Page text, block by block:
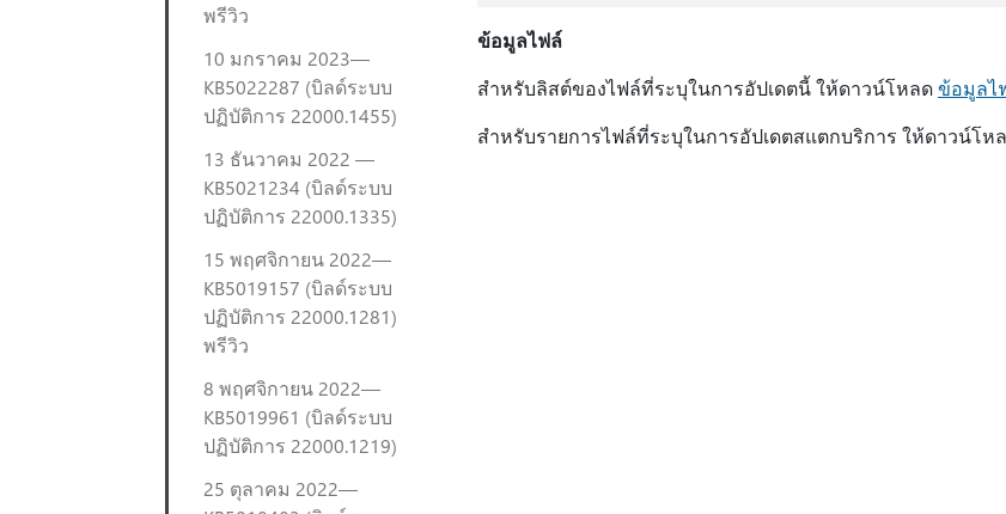
พรีวิว
10 มกราคม 2023—
KB5022287 (บิลด์ระบบ
ปฏิบัติการ 22000.1455)
13 ธันวาคม 2022 —
KB5021234 (บิลด์ระบบ
ปฏิบัติการ 22000.1335)
15 พฤศจิกายน 2022—
KB5019157 (บิลด์ระบบ
ปฏิบัติการ 22000.1281)
พรีวิว
8 พฤศจิกายน 2022—
KB5019961 (บิลด์ระบบ
ปฏิบัติการ 22000.1219)
25 ตุลาคม 2022—
ข้อมูลไฟล์
สําหรับลิสต์ของไฟล์ที่ระบุในการอัปเดตนี้ ให้ดาวน์โหลดข้อมูลไ
สําหรับรายการไฟล์ที่ระบุในการอัปเดตสแตกบริการ ให้ดาวน์โห